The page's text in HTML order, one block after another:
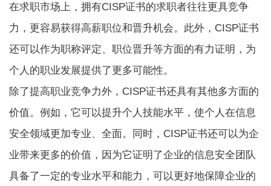
在求职市场上，拥有CISP证书的求职者往往更具竞争
力，更容易获得高薪职位和晋升机会。此外，CISP证书
还可以作为职称评定、职位晋升等方面的有力证明，为
个人的职业发展提供了更多可能性。
除了提高职业竞争力外，CISP证书还具有其他多方面的
价值。例如，它可以提升个人技能水平，使个人在信息
安全领域更加专业、全面。同时，CISP证书还可以为企
业带来更多的价值，因为它证明了企业的信息安全团队
具备了一定的专业水平和能力，可以更好地保障企业的